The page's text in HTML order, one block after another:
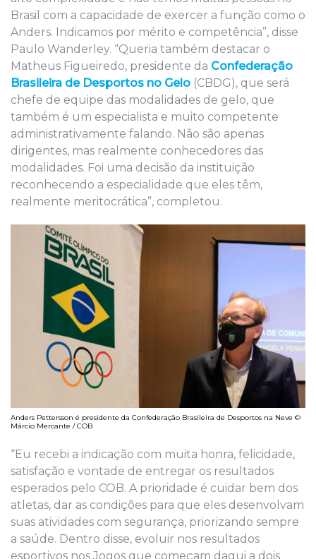
Brasil com a capacidade de exercer a função como o
Anders. Indicamos por mérito e competência”, disse
Paulo Wanderley. “Queria também destacar o
Matheus Figueiredo, presidente da Confederação
Brasileira de Desportos no Gelo (CBDG), que será
chefe de equipe das modalidades de gelo, que
também é um especialista e muito competente
administrativamente falando. Não são apenas
dirigentes, mas realmente conhecedores das
modalidades. Foi uma decisão da instituição
reconhecendo a especialidade que eles têm,
realmente meritocrática”, completou.
Anders Pettersson é presidente da Confederação Brasileira de Desportos na Neve ©
Márcio Mercante / COB
“Eu recebi a indicação com muita honra, felicidade,
satisfação e vontade de entregar os resultados
esperados pelo COB. A prioridade é cuidar bem dos
atletas, dar as condições para que eles desenvolvam
suas atividades com segurança, priorizando sempre
a saúde. Dentro disse, evoluir nos resultados
esportivos nos Jogos que começam daqui a dois